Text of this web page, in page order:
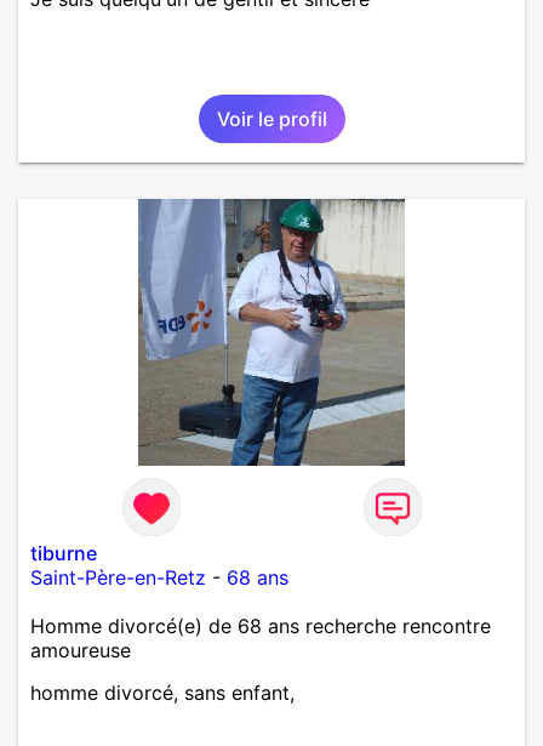
Voir le profil
tiburne
Saint-Père-en-Retz - 68 ans
Homme divorcé(e) de 68 ans recherche rencontre
amoureuse
homme divorcé, sans enfant,